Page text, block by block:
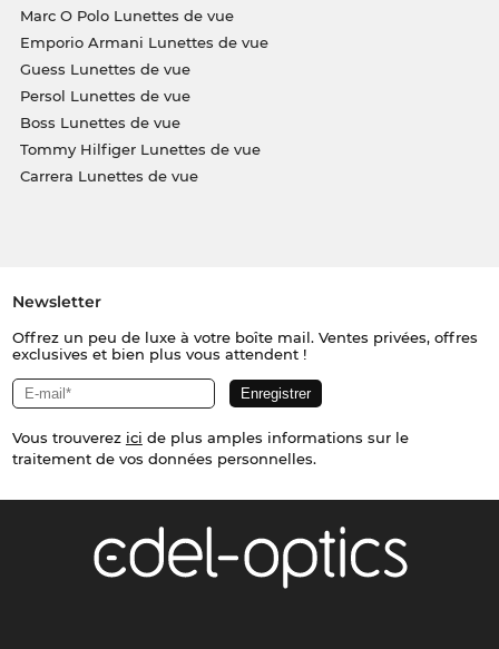
Marc O Polo Lunettes de vue
Emporio Armani Lunettes de vue
Guess Lunettes de vue
Persol Lunettes de vue
Boss Lunettes de vue
Tommy Hilfiger Lunettes de vue
Carrera Lunettes de vue
Newsletter
Offrez un peu de luxe à votre boîte mail. Ventes privées, offres
exclusives et bien plus vous attendent !
Vous trouverez ici de plus amples informations sur le
traitement de vos données personnelles.